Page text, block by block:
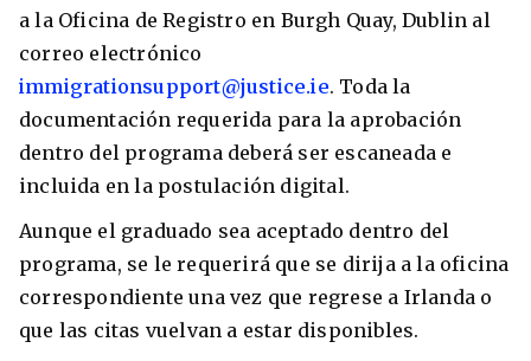
a la Oficina de Registro en Burgh Quay, Dublin al
correo electrónico
immigrationsupport@justice.ie. Toda la
documentación requerida para la aprobación
dentro del programa deberá ser escaneada e
incluida en la postulación digital.
Aunque el graduado sea aceptado dentro del
programa, se le requerirá que se dirija a la oficina
correspondiente una vez que regrese a Irlanda o
que las citas vuelvan a estar disponibles.